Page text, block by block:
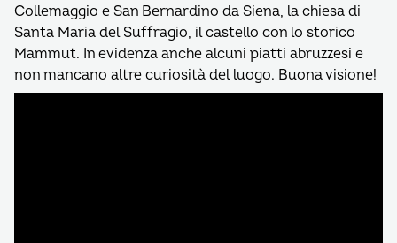
Collemaggio e San Bernardino da Siena, la chiesa di
Santa Maria del Suffragio, il castello con lo storico
Mammut. In evidenza anche alcuni piatti abruzzesi e
non mancano altre curiosità del luogo. Buona visione!